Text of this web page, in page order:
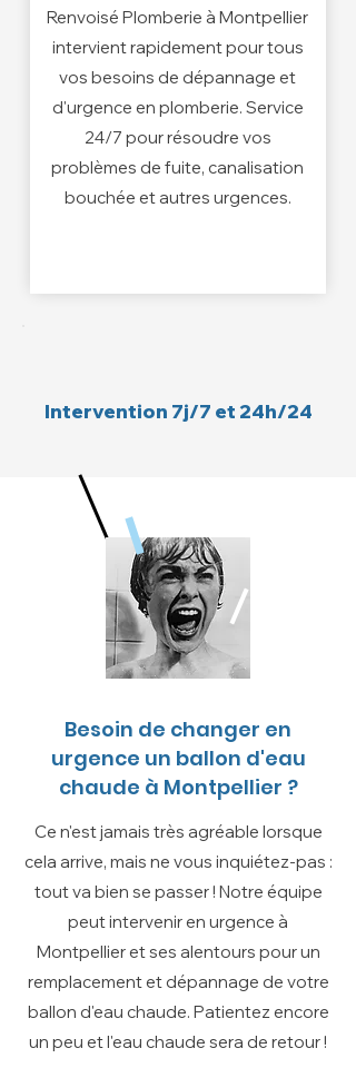
Renvoisé Plomberie à Montpellier
intervient rapidement pour tous
vos besoins de dépannage et
d'urgence en plomberie. Service
24/7 pour résoudre vos
problèmes de fuite, canalisation
bouchée et autres urgences.
Intervention 7j/7 et 24h/24
Besoin de changer en
urgence un ballon d'eau
chaude à Montpellier ?
Ce n'est jamais très agréable lorsque
cela arrive, mais ne vous inquiétez-pas :
tout va bien se passer ! Notre équipe
peut intervenir en urgence à
Montpellier et ses alentours pour un
remplacement et dépannage de votre
ballon d'eau chaude. Patientez encore
un peu et l'eau chaude sera de retour !